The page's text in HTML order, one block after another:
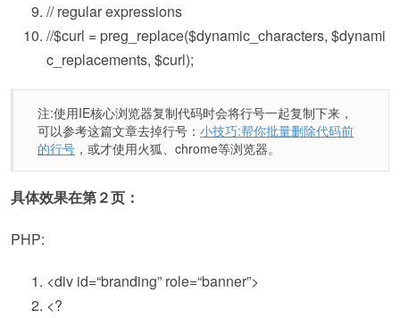
// regular expressions
//$curl = preg_replace($dynamic_characters, $dynami
c_replacements, $curl);
注:使用IE核心浏览器复制代码时会将行号一起复制下来，
可以参考这篇文章去掉行号： 小技巧:帮你批量删除代码前
的行号 ，或才使用火狐、chrome等浏览器。
具体效果在第２页：
PHP:
<div id=“branding” role=“banner”>
<?